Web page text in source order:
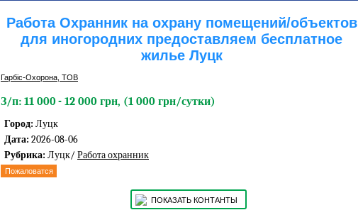
Работа Охранник на охрану помещений/объектов
для иногородних предоставляем бесплатное
жилье Луцк
Гарбіс-Охорона, ТОВ
З/п: 11 000 - 12 000 грн, (1 000 грн/сутки)
Город: Луцк
Дата: 2026-08-06
Рубрика: Луцк/ Работа охранник
Пожаловатся
ПОКАЗАТЬ КОНТАНТЫ